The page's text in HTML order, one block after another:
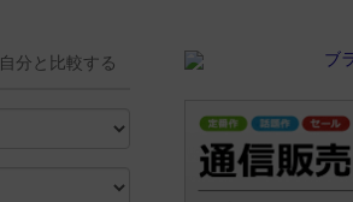
自分と 比較する